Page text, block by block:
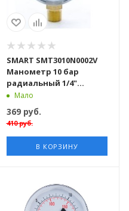
SMART SMT3010N0002V
Манометр 10 бар
радиальный 1/4"
наружняя резьба, 50
штук в упаковке, radial
Мало
369руб.
410руб.
В КОРЗИНУ